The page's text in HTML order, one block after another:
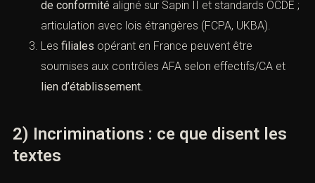
(sociétés, associations).
Groupes internationaux: exigence d’un programme
de conformitéaligné sur Sapin II et standards
OCDE ; articulation avec lois étrangères (FCPA,
UKBA).
soumises aux contrôles AFA selon effectifs/CA et